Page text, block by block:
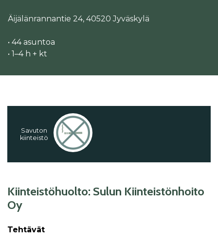
Äijälänrannantie 24, 40520 Jyväskylä
• 44 asuntoa
• 1–4 h + kt
Sa­vu­ton
kiin­teis­tö
Kiinteistöhuolto: Sulun Kiinteistönhoito
Oy
Tehtävät